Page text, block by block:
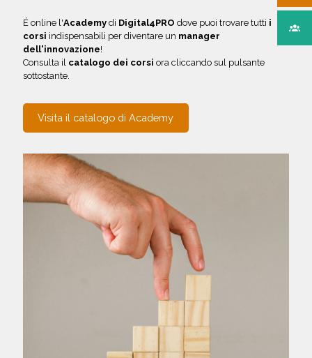
É online l'Academy di Digital4PRO dove puoi trovare tutti i
corsi indispensabili per diventare un manager
dell'innovazione!
Consulta il catalogo dei corsi ora cliccando sul pulsante
sottostante.
Visita il catalogo di Academy